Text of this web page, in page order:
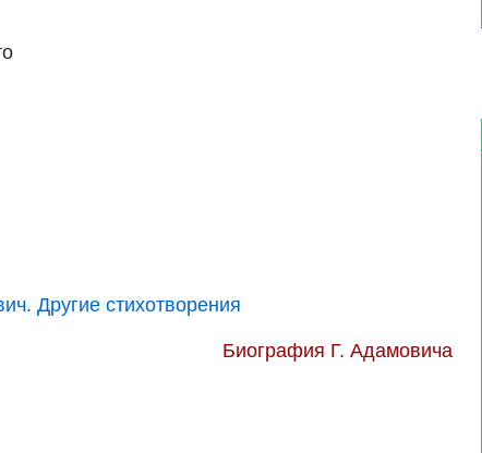
Другие стихотворения
Биография Г. Адамовича